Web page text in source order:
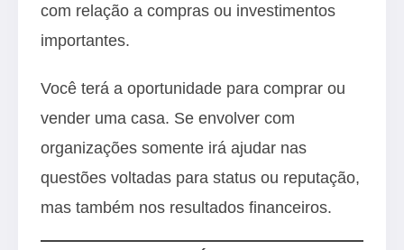
com relação a compras ou investimentos
importantes.
Você terá a oportunidade para comprar ou
vender uma casa. Se envolver com
organizações somente irá ajudar nas
questões voltadas para status ou reputação,
mas também nos resultados financeiros.